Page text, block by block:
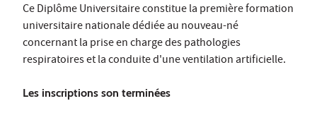
Ce Diplôme Universitaire constitue la première formation
universitaire nationale dédiée au nouveau-né
concernant la prise en charge des pathologies
respiratoires et la conduite d'une ventilation artificielle.
Les inscriptions son terminées